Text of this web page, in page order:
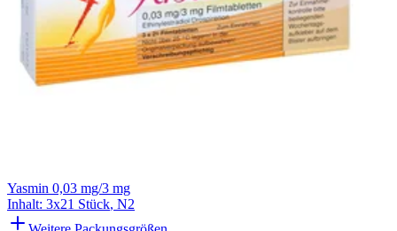
Yasmin 0,03 mg/3 mg
Inhalt: 3x21 Stück, N2